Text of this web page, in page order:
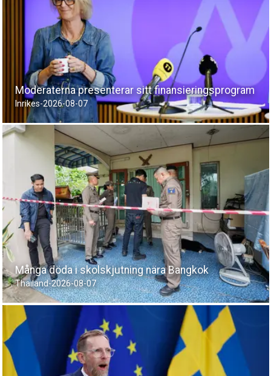
Moderaterna presenterar sitt finansieringsprogram
Inrikes-2026-08-07
Många döda i skolskjutning nära Bangkok
Thailand-2026-08-07